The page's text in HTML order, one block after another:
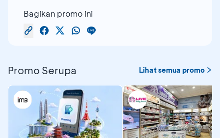
Bagikan promo ini
Promo Serupa Lihat semua promo